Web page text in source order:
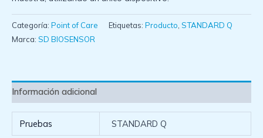
Categoría: Point of Care Etiquetas: Producto, STANDARD Q
Marca: SD BIOSENSOR
Información adicional
Pruebas STANDARD Q